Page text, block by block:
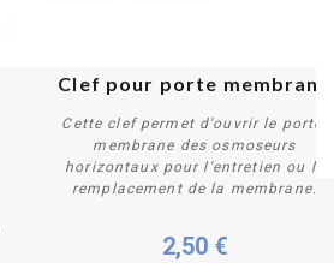
Clef pour porte membrane
Cette clef permet d'ouvrir le porte-
membrane des osmoseurs
horizontaux pour l'entretien ou le
remplacement de la membrane.
2,50 €